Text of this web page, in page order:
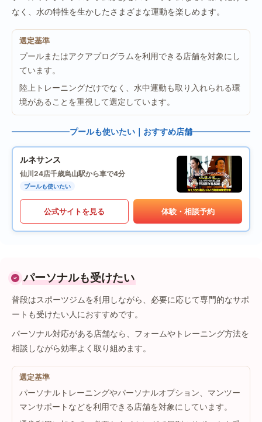
なく、水の特性を生かしたさまざまな運動を楽しめます。
選定基準
プールまたはアクアプログラムを利用できる店舗を対象にし
ています。
陸上トレーニングだけでなく、水中運動も取り入れられる環
境があることを重視して選定しています。
プールも使いたい｜おすすめ店舗
ルネサンス
仙川24店千歳烏山駅から車で4分
プールも使いたい
公式サイトを見る 体験・相談予約
パーソナルも受けたい
普段はスポーツジムを利用しながら、必要に応じて専門的なサポ
ートも受けたい人におすすめです。
パーソナル対応がある店舗なら、フォームやトレーニング方法を
相談しながら効率よく取り組めます。
選定基準
パーソナルトレーニングやパーソナルオプション、マンツー
マンサポートなどを利用できる店舗を対象にしています。